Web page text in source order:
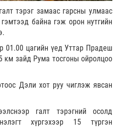
тэрэг замаас гарсны улмаас
байна гэж орон нутгийн
01.00 цагийн үед Уттар Прадеш
км зайд Рума тосгоны ойролцоо
Дэли хот руу чиглэж явсан
галт тэрэгний осолд
хүргэхээр 15 түргэн